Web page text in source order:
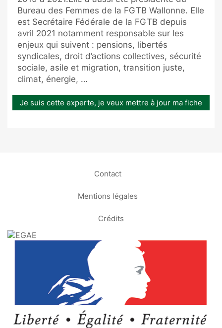
Bureau des Femmes de la FGTB Wallonne. Elle
est Secrétaire Fédérale de la FGTB depuis
avril 2021 notamment responsable sur les
enjeux qui suivent : pensions, libertés
syndicales, droit d’actions collectives, sécurité
sociale, asile et migration, transition juste,
climat, énergie, …
Je suis cette experte, je veux mettre à jour ma fiche
Contact
Mentions légales
Crédits